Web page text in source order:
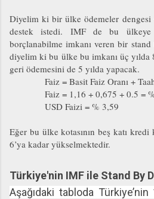
Diyelim ki bir ülke ödemeler dengesi
destek istedi. IMF de bu ülkeye
borçlanabilme imkanı veren bir
diyelim ki bu ülke bu imkanı üç
geri ödemesini de 5 yılda yapacak.
Faiz = Basit Faiz Oranı +
Faiz = 1,16 + 0,675 + 0.5 = %
USD Faizi = % 3,59
Eğer bu ülke kotasının beş katı
6’ya kadar yükselmektedir.
Türkiye'nin IMF ile Stand By
Aşağıdaki tabloda